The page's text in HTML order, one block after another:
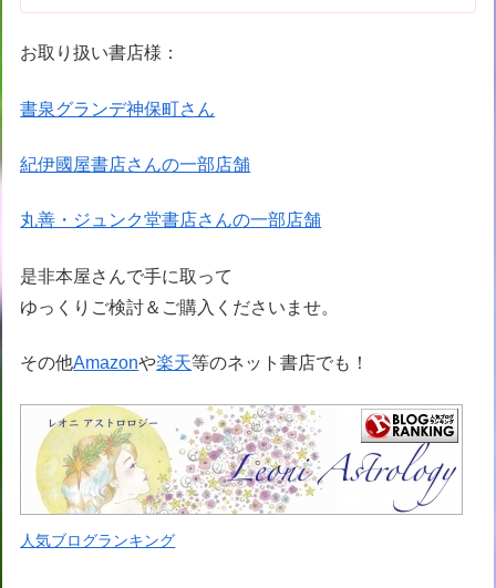
お取り扱い書店様：
書泉グランデ神保町さん
紀伊國屋書店さんの一部店舗
丸善・ジュンク堂書店さんの一部店舗
是非本屋さんで手に取って
ゆっくりご検討＆ご購入くださいませ。
その他Amazonや楽天等のネット書店でも！
人気ブログランキング